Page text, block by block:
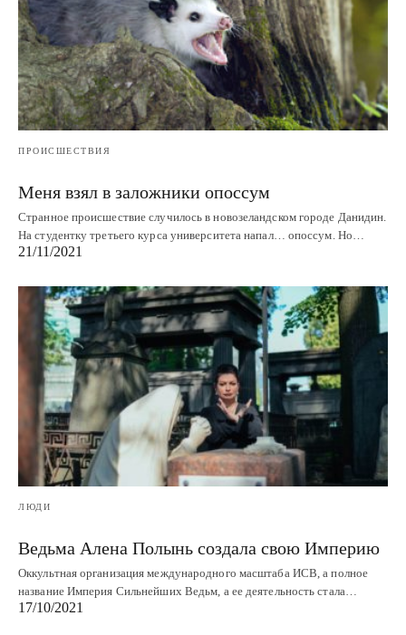
ПРОИСШЕСТВИЯ
Меня взял в заложники опоссум
Странное происшествие случилось в новозеландском городе Данидин.
На студентку третьего курса университета напал… опоссум. Но…
21/11/2021
ЛЮДИ
Ведьма Алена Полынь создала свою Империю
Оккультная организация международного масштаба ИСВ, а полное
название Империя Сильнейших Ведьм, а ее деятельность стала…
17/10/2021